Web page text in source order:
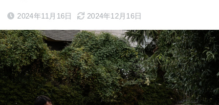
2024年11月16日 2024年12月16日